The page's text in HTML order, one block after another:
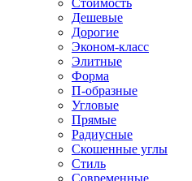
Дешевые
Дорогие
Эконом-класс
Элитные
Форма
П-образные
Угловые
Прямые
Радиусные
Скошенные углы
Стиль
Современные